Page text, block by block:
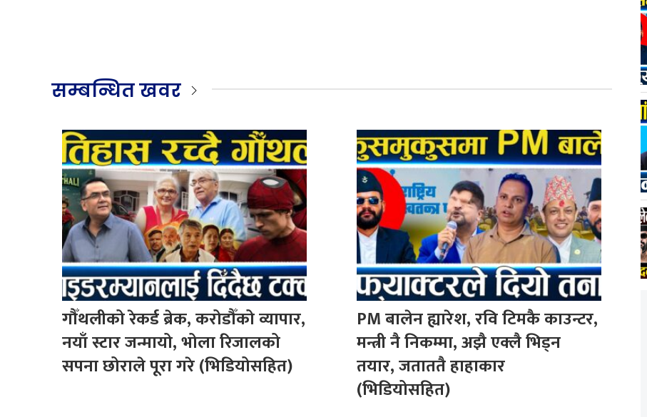
सम्बन्धित खवर
गौँथलीको रेकर्ड ब्रेक, करोडौँको व्यापार,
नयाँ स्टार जन्मायो, भोला रिजालको
सपना छोराले पूरा गरे (भिडियोसहित)
PM बालेन ह्यारेश, रवि टिमकै काउन्टर,
मन्त्री नै निकम्मा, अझै एक्लै भिड्न
तयार, जताततै हाहाकार
(भिडियोसहित)